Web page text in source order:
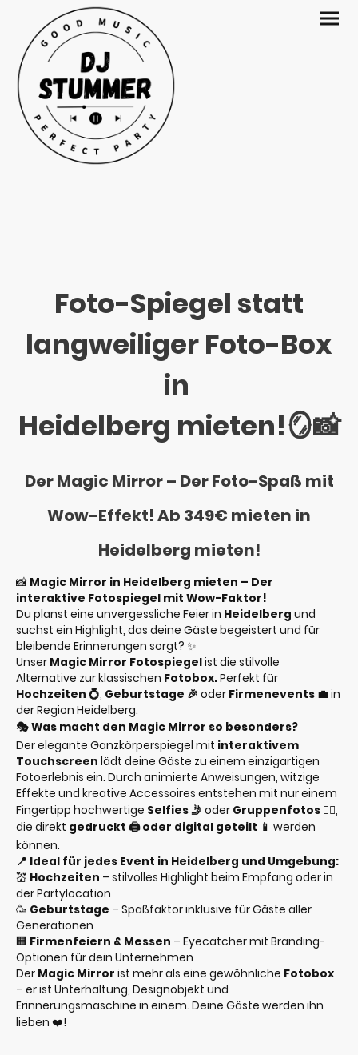
Foto-Spiegel statt
langweiliger Foto-Box
in
Heidelberg mieten!🪞📸
Der Magic Mirror – Der Foto-Spaß mit
Wow-Effekt! Ab 349€ mieten in
Heidelberg mieten!
📸 Magic Mirror in Heidelberg mieten – Der
interaktive Fotospiegel mit Wow-Faktor!
Du planst eine unvergessliche Feier in Heidelberg und
suchst ein Highlight, das deine Gäste begeistert und für
bleibende Erinnerungen sorgt? ✨
Unser Magic Mirror Fotospiegelist die stilvolle
Alternative zur klassischen Fotobox.Perfekt für
Hochzeiten 💍, Geburtstage 🎉 oder Firmenevents 💼in
der Region Heidelberg.
🎭 Was macht den Magic Mirror so besonders?
Der elegante Ganzkörperspiegel mit interaktivem
Touchscreen lädt deine Gäste zu einem einzigartigen
Fotoerlebnis ein. Durch animierte Anweisungen, witzige
Effekte und kreative Accessoires entstehen mit nur einem
Fingertipp hochwertige Selfies 🤳 oder Gruppenfotos 👯‍♀️,
die direkt gedruckt 🖨️ oder digital geteilt 📱 werden
können.
📍 Ideal für jedes Event in Heidelberg und Umgebung:
💒 Hochzeiten – stilvolles Highlight beim Empfang oder in
der Partylocation
🥳 Geburtstage – Spaßfaktor inklusive für Gäste aller
Generationen
🏢 Firmenfeiern & Messen – Eyecatcher mit Branding-
Optionen für dein Unternehmen
Der Magic Mirror ist mehr als eine gewöhnliche Fotobox
– er ist Unterhaltung, Designobjekt und
Erinnerungsmaschine in einem. Deine Gäste werden ihn
lieben ❤️!